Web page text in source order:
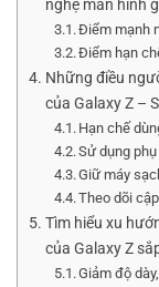
nghệ màn hình
Điểm mạnh
Điểm hạn
Những điều
của Galaxy Z –
Hạn chế
Sử dụng
Giữ máy
Theo dõi
Tìm hiểu xu
của Galaxy Z
Giảm độ